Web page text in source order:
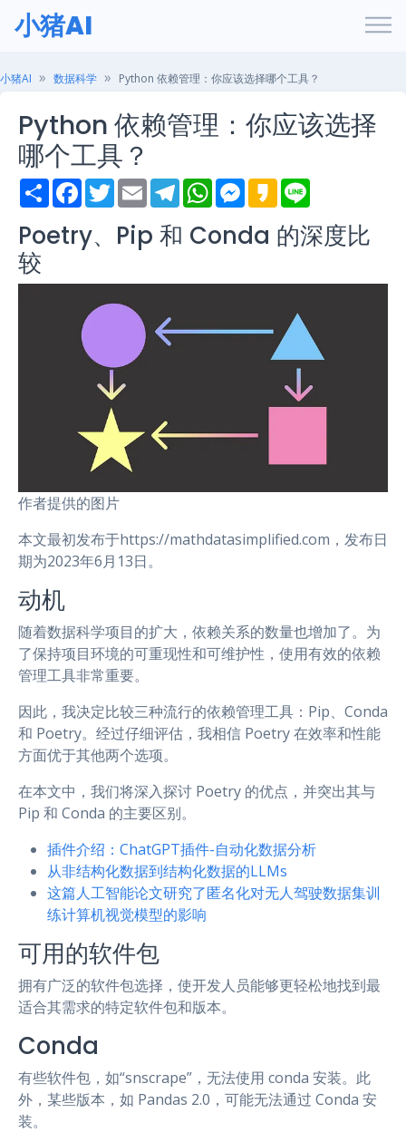
小猪AI
小猪AI 数据科学 Python 依赖管理：你应该选择哪个工具？
Python 依赖管理：你应该选择
哪个工具？
S
h
r
e
F
a
e
b
k
T
w
t
t
E
m
i
l
T
e
e
g
m
W
h
t
s
p
M
e
s
e
e
K
a
a
o
e
Poetry、Pip 和 Conda 的深度比
较
作者提供的图片
本文最初发布于https://mathdatasimplified.com，发布日
期为2023年6月13日。
动机
随着数据科学项目的扩大，依赖关系的数量也增加了。为
了保持项目环境的可重现性和可维护性，使用有效的依赖
管理工具非常重要。
因此，我决定比较三种流行的依赖管理工具：Pip、Conda
和 Poetry。经过仔细评估，我相信 Poetry 在效率和性能
方面优于其他两个选项。
在本文中，我们将深入探讨 Poetry 的优点，并突出其与
Pip 和 Conda 的主要区别。
插件介绍：ChatGPT插件-自动化数据分析
从非结构化数据到结构化数据的LLMs
这篇人工智能论文研究了匿名化对无人驾驶数据集训
练计算机视觉模型的影响
可用的软件包
拥有广泛的软件包选择，使开发人员能够更轻松地找到最
适合其需求的特定软件包和版本。
Conda
有些软件包，如“snscrape”，无法使用 conda 安装。此
外，某些版本，如 Pandas 2.0，可能无法通过 Conda 安
装。